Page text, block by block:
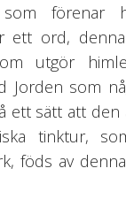
förenar
ett ord, denna
utgör
Jorden som
ett sätt att den
tinktur,
föds av